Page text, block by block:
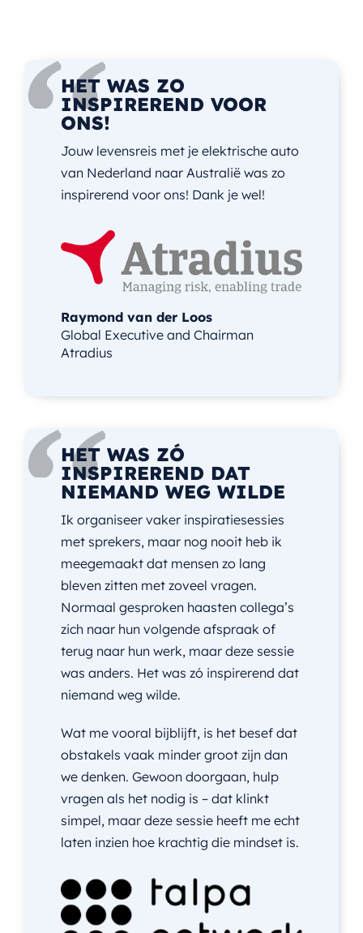
HET WAS ZO
INSPIREREND VOOR
ONS!
Jouw levensreis met je elektrische auto
van Nederland naar Australië was zo
inspirerend voor ons! Dank je wel!
Raymond van der Loos
Global Executive and Chairman
Atradius
HET WAS ZÓ
INSPIREREND DAT
NIEMAND WEG WILDE
Ik organiseer vaker inspiratiesessies
met sprekers, maar nog nooit heb ik
meegemaakt dat mensen zo lang
bleven zitten met zoveel vragen.
Normaal gesproken haasten collega’s
zich naar hun volgende afspraak of
terug naar hun werk, maar deze sessie
was anders. Het was zó inspirerend dat
niemand weg wilde.
Wat me vooral bijblijft, is het besef dat
obstakels vaak minder groot zijn dan
we denken. Gewoon doorgaan, hulp
vragen als het nodig is – dat klinkt
simpel, maar deze sessie heeft me echt
laten inzien hoe krachtig die mindset is.